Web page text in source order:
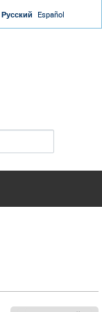
Русский Español